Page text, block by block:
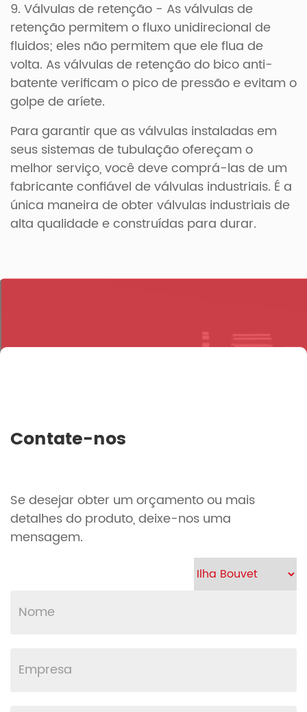
9. Válvulas de retenção - As válvulas de
retenção permitem o fluxo unidirecional de
fluidos; eles não permitem que ele flua de
volta. As válvulas de retenção do bico anti-
batente verificam o pico de pressão e evitam o
golpe de aríete.
Para garantir que as válvulas instaladas em
seus sistemas de tubulação ofereçam o
melhor serviço, você deve comprá-las de um
fabricante confiável de válvulas industriais. É a
única maneira de obter válvulas industriais de
alta qualidade e construídas para durar.
Contate-nos
Se desejar obter um orçamento ou mais
detalhes do produto, deixe-nos uma
mensagem.